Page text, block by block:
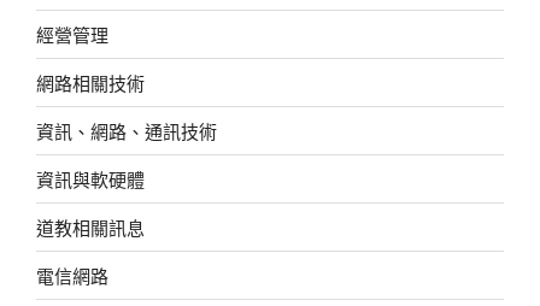
經營管理
網路相關技術
資訊、網路、通訊技術
資訊與軟硬體
道教相關訊息
電信網路